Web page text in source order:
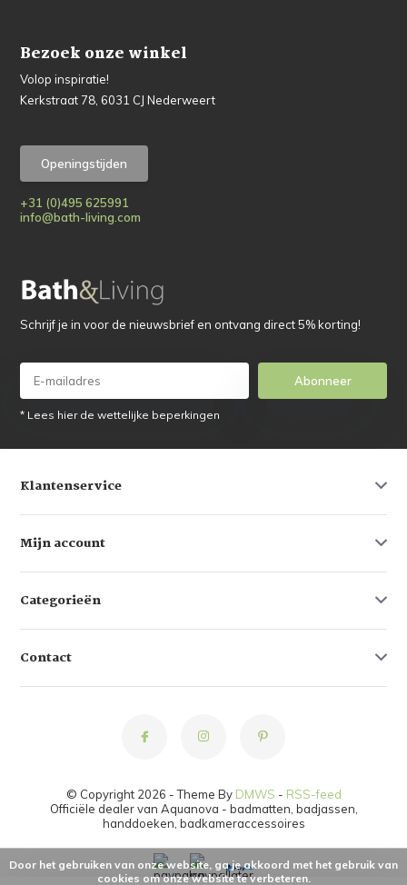
Bezoek onze winkel
Volop inspiratie!
Kerkstraat 78, 6031 CJ Nederweert
Openingstijden
+31 (0)495 625991
info@bath-living.com
Schrijf je in voor de nieuwsbrief en ontvang direct 5% korting!
Abonneer
* Lees hier de wettelijke beperkingen
Klantenservice
Mijn account
Categorieën
Contact
© Copyright 2026 - Theme By DMWS - RSS-feed
Officiële dealer van Aquanova - badmatten, badjassen,
handdoeken, badkameraccessoires
Door het gebruiken van onze website, ga je akkoord met het gebruik van
cookies om onze website te verbeteren.